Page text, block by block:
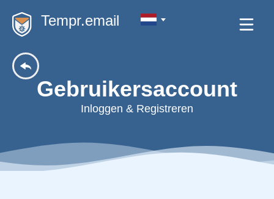
Tempr.email
Gebruikersaccount
Inloggen & Registreren